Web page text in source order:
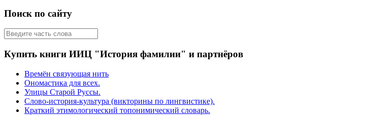
Поиск по сайту
Купить книги ИИЦ "История фамилии" и партнёров
Времён связующая нить
Ономастика для всех.
Улицы Старой Руссы.
Слово-история-культура (викторины по лингвистике).
Краткий этимологический топонимический словарь.